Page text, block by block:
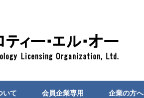
いて 会員企業専用 企業の方へ